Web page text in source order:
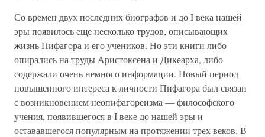
Со времен двух последних биографов и до I века нашей
эры появилось еще несколько трудов, описывающих
жизнь Пифагора и его учеников. Но эти книги либо
опирались на труды Аристоксена и Дикеарха, либо
содержали очень немного информации. Новый период
повышенного интереса к личности Пифагора был связан
с возникновением неопифагореизма — философского
учения, появившегося в I веке до нашей эры и
остававшегося популярным на протяжении трех веков. В